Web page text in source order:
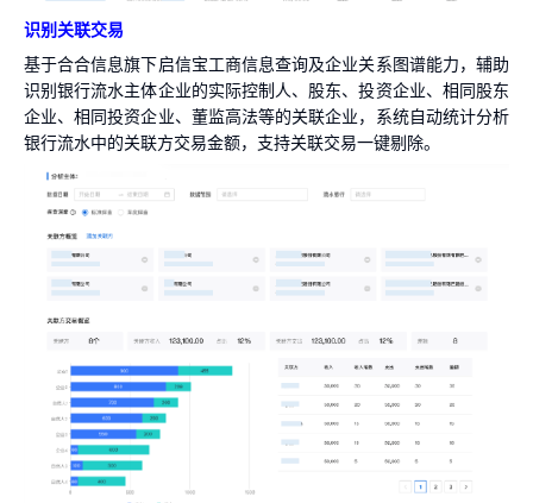
识别关联交易
基于合合信息旗下启信宝工商信息查询及企业关系图谱能力，辅助
识别银行流水主体企业的实际控制人、股东、投资企业、相同股东
企业、相同投资企业、董监高法等的关联企业，系统自动统计分析
银行流水中的关联方交易金额，支持关联交易一键剔除。